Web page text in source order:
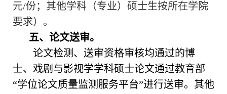
元/份；其他学科（专业）硕士生按所在学院
要求）。
五、 论文送审。
论文检测、送审资格审核均通过的博
士、戏剧与影视学学科硕士论文通过教育部
“学位论文质量监测服务平台”进行送审。 其他